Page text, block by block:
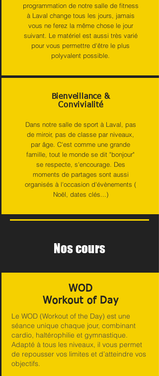
programmation de notre salle de fitness
à Laval change tous les jours, jamais
vous ne ferez la même chose le jour
suivant. Le matériel est aussi très varié
pour vous permettre d'être le plus
polyvalent possible.
Bienveillance &
Convivialité
Dans notre salle de sport à Laval, pas
de miroir, pas de classe par niveaux,
par âge. C'est comme une grande
famille, tout le monde se dit "bonjour"
se respecte, s'encourage. Des
moments de partages sont aussi
organisés à l'occasion d'évènements (
Noël, dates clés...)
Nos cours
WOD
Workout of Day
Le WOD (Workout of the Day) est une
séance unique chaque jour, combinant
cardio, haltérophilie et gymnastique.
Adapté à tous les niveaux, il vous permet
de repousser vos limites et d’atteindre vos
objectifs.